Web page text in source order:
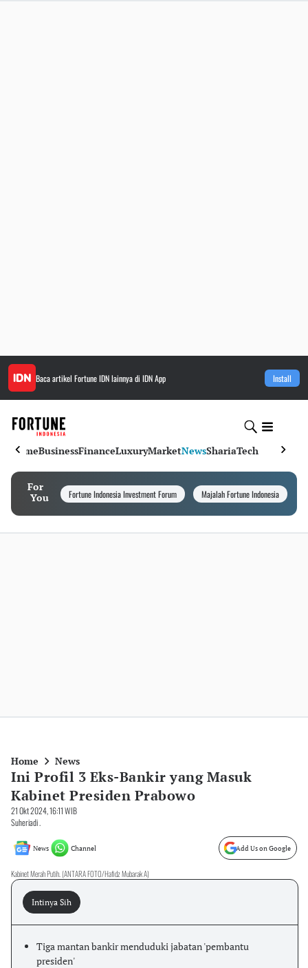
Baca artikel Fortune IDNlainnya di IDN App Install
HomeBusinessFinanceLuxuryMarketNewsShariaTech
For
You
Fortune Indonesia Investment Forum Majalah Fortune Indonesia
Home News
Ini Profil 3 Eks-Bankir yang Masuk
Kabinet Presiden Prabowo
21 Okt 2024, 16:11 WIB
Suheriadi .
News Channel Add Us on Google
Kabinet Merah Putih. (ANTARA FOTO/Hafidz Mubarak A)
Intinya Sih
Tiga mantan bankir menduduki jabatan 'pembantu
presiden'